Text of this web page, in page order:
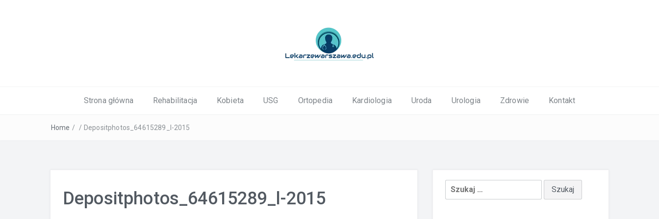
Strona główna Rehabilitacja Kobieta USG Ortopedia Kardiologia Uroda Urologia Zdrowie Kontakt
Home / / Depositphotos_64615289_l-2015
Depositphotos_64615289_l-2015
Szukaj: